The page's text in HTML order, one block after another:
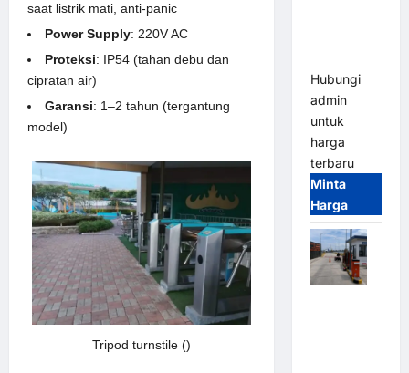
saat listrik mati, anti-panic
Power Supply: 220V AC
Proteksi: IP54 (tahan debu dan
cipratan air)
Garansi: 1–2 tahun (tergantung
model)
Tripod turnstile ()
Hubungi
admin
untuk
harga
terbaru
Minta
Harga